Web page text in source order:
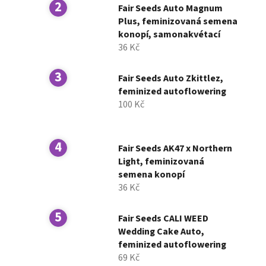
n
n
e
Fair Seeds Auto Magnum
Plus, feminizovaná semena
konopí, samonakvétací
36 Kč
Fair Seeds Auto Zkittlez,
feminized autoflowering
100 Kč
Fair Seeds AK47 x Northern
Light, feminizovaná
semena konopí
36 Kč
Fair Seeds CALI WEED
Wedding Cake Auto,
feminized autoflowering
69 Kč